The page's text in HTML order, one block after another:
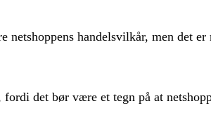
netshoppens handelsvilkår, men det
det bør være et tegn på at